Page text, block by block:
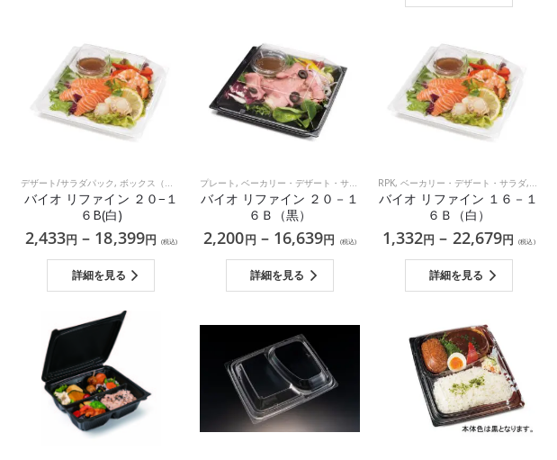
,和食 , 洋食
デザート/サラダパック,ボックス（環境配慮型プラスチック） ,和食,洋食
バイオ リファイン ２０−１
６B(白)
2,433円 – 18,399円 (税込)
詳細を見る
プレート, ベーカリー・デザート・サラダ ボックス（環境配慮型プラスチック）,和食
バイオ リファイン ２０－１
６Ｂ（黒）
2,200円 – 16,639円 (税込)
詳細を見る
RPK,ベーカリー・デザート・サラダ, ボッ
バイオ リファイン １６－１
６Ｂ（白）
1,332円 – 22,679円 (税込)
詳細を見る